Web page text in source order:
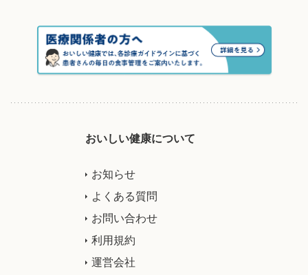
おいしい健康について
お知らせ
よくある質問
お問い合わせ
利用規約
運営会社